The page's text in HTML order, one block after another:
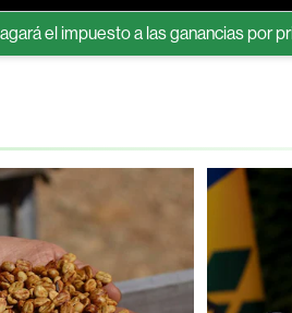
a las ganancias por primera vez